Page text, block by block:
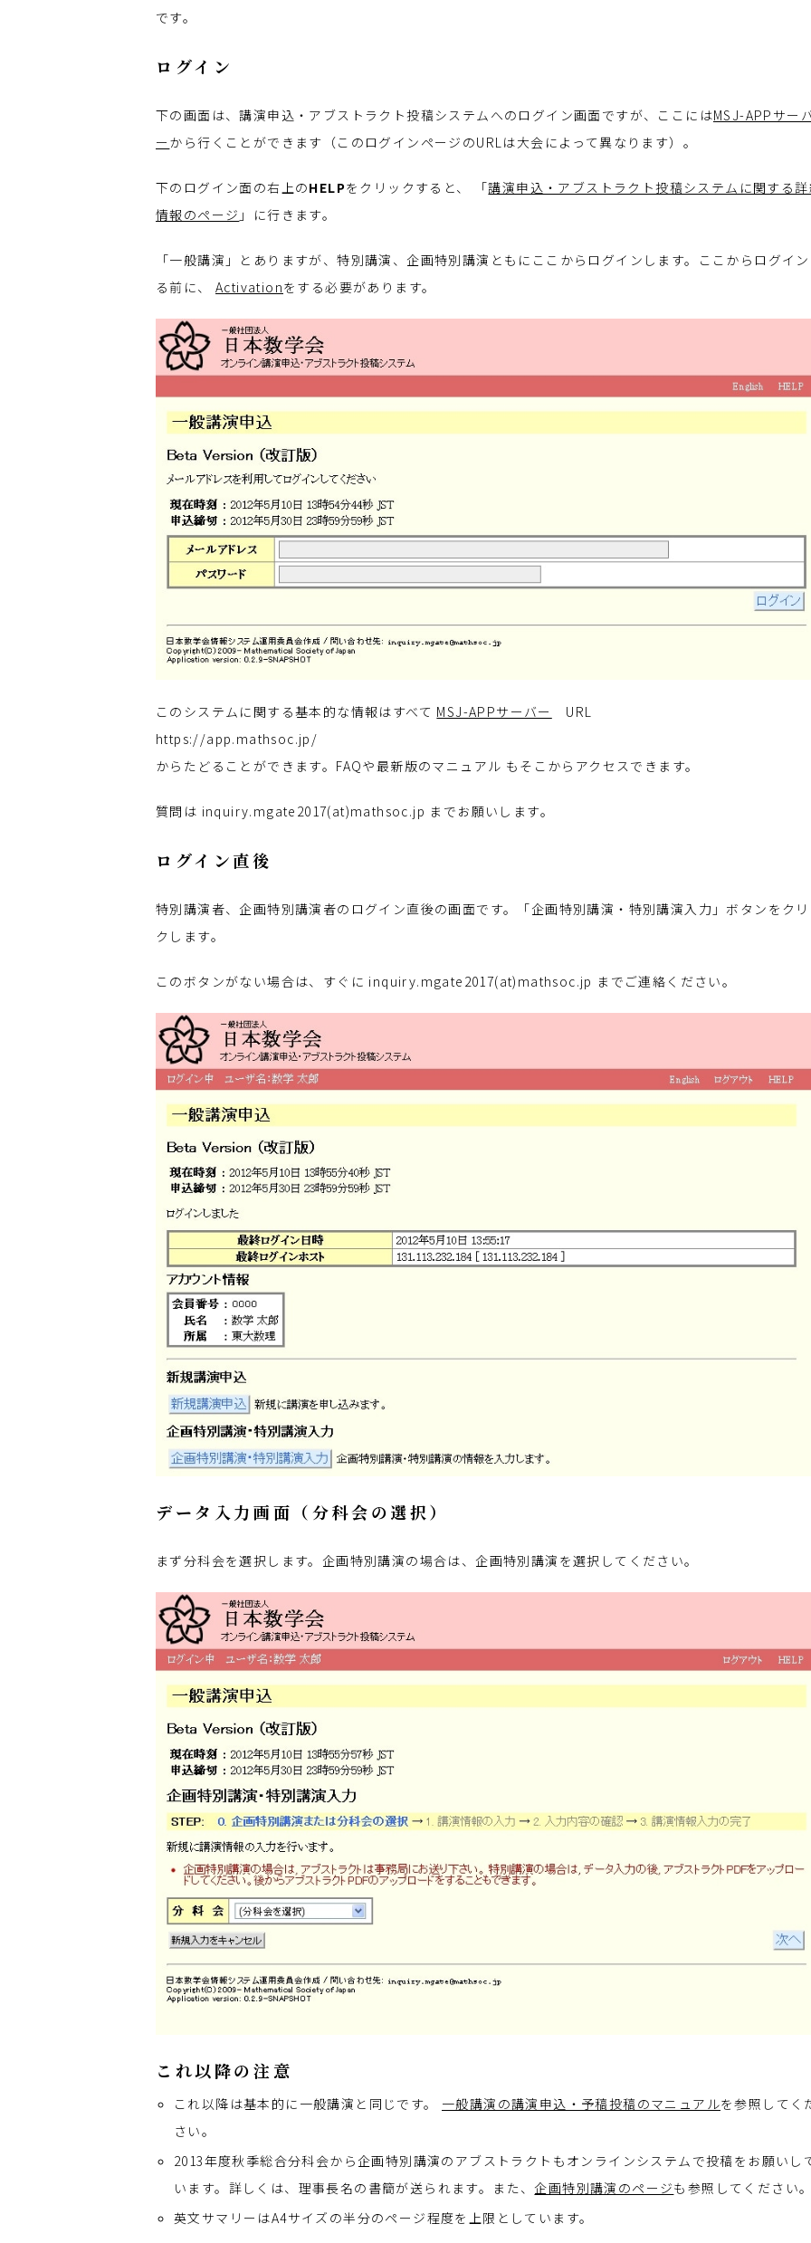
です。
ログイン
下の画面は、講演申込・アブストラクト投稿システムへのログイン画面ですが、ここにはMSJ-APPサー
ー から行くことができます（このログインページのURLは大会によって異なります）。
下のログイン面の右上のHELPをクリックすると、 「講演申込・アブストラクト投稿システムに関する
情報のページ 」に行きます。
「一般講演」とありますが、特別講演、企画特別講演ともにここからログインします。ここからログイ
る前に、 Activationをする必要があります。
このシステムに関する基本的な情報はすべて MSJ-APPサーバー
URL
https://app.mathsoc.jp/
からたどることができます。FAQや最新版のマニュアル もそこからアクセスできます。
質問は inquiry.mgate2017(at)mathsoc.jp までお願いします。
ログイン直後
特別講演者、企画特別講演者のログイン直後の画面です。「企画特別講演・特別講演入力」ボタンをク
クします。
このボタンがない場合は、すぐに inquiry.mgate2017(at)mathsoc.jp までご連絡ください。
データ入力画面（分科会の選択）
まず分科会を選択します。企画特別講演の場合は、企画特別講演を選択してください。
これ以降の注意
これ以降は基本的に一般講演と同じです。 一般講演の講演申込・予稿投稿のマニュアルを参照してく
さい。
2013年度秋季総合分科会から企画特別講演のアブストラクトもオンラインシステムで投稿をお願いし
います。詳しくは、理事長名の書簡が送られます。また、 企画特別講演のページも参照してください
英文サマリーはA4サイズの半分のページ程度を上限としています。